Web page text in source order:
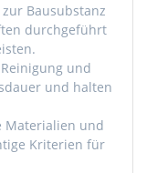
Bausubstanz
durchgeführt
und
und halten
Materialien und
Kriterien für